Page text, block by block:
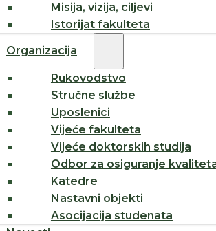
Misija, vizija, ciljevi
Istorijat fakulteta
Organizacija
Rukovodstvo
Stručne službe
Uposlenici
Vijeće fakulteta
Vijeće doktorskih studija
Odbor za osiguranje
Katedre
Nastavni objekti
Asocijacija studenata